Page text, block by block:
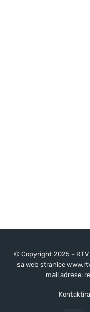
© Copyright 2025 - RTV
sa web stranice
mail adrese: